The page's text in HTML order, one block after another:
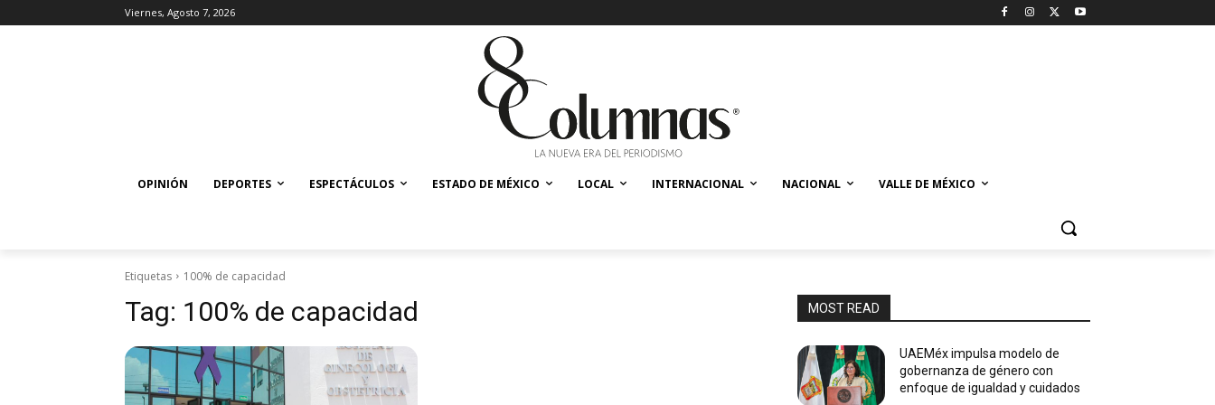
Viernes, Agosto 7, 2026
OPINIÓN DEPORTES ESPECTÁCULOS ESTADO DE MÉXICO LOCAL INTERNACIONAL NACIONAL VALLE DE MÉXICO
Etiquetas 100% de capacidad
Tag: 100% de capacidad MOST READ
UAEMéx impulsa modelo de
gobernanza de género con
enfoque de igualdad y cuidados